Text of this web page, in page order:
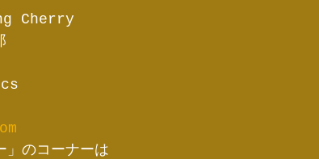
Cherry
」のコーナーは